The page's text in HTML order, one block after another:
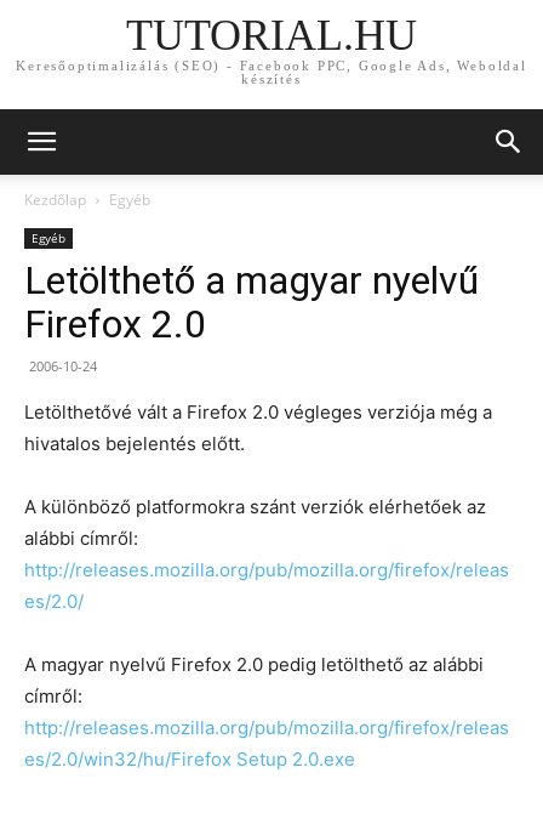
TUTORIAL.HU
Keresőoptimalizálás (SEO) - Facebook PPC, Google Ads, Weboldal
készítés
Kezdőlap Egyéb
Egyéb
Letölthető a magyar nyelvű
Firefox 2.0
2006-10-24
Letölthetővé vált a Firefox 2.0 végleges verziója még a
hivatalos bejelentés előtt.
A különböző platformokra szánt verziók elérhetőek az
alábbi címről:
http://releases.mozilla.org/pub/mozilla.org/firefox/releas
es/2.0/
A magyar nyelvű Firefox 2.0 pedig letölthető az alábbi
címről:
http://releases.mozilla.org/pub/mozilla.org/firefox/releas
es/2.0/win32/hu/Firefox Setup 2.0.exe